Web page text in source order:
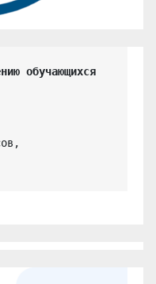
обучающихся